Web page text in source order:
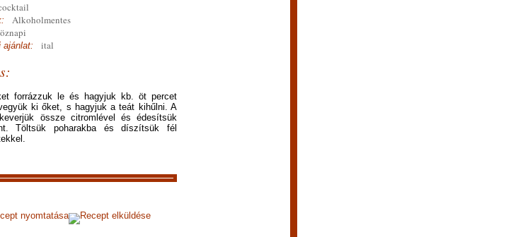
Alkoholmentes
ajánlat: ital
forrázzuk le és hagyjuk kb. öt percet
ki őket, s hagyjuk a teát kihűlni. A
össze citromlével és édesítsük
Töltsük poharakba és díszítsük fél
nyomtatása Recept elküldése